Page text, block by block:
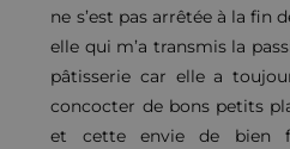
ne s’est pas arrêtée à la fin
elle qui m’a transmis la
pâtisserie car elle a
concocter de bons petits
et cette envie de bien